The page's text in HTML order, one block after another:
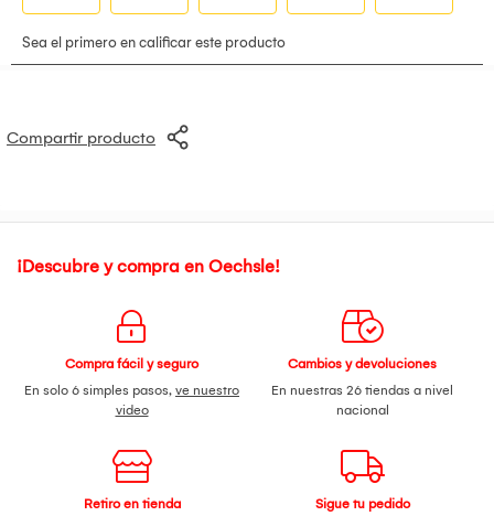
Se emite boleta o factura
realizada la compra
Imágenes referenciales (ambientadas)
Compartir producto
¡Descubre y compra en Oechsle!
Compra fácil y seguro
En solo 6 simples pasos, ve nuestro
video
Cambios y devoluciones
En nuestras 26 tiendas a nivel
nacional
Retiro en tienda
Sigue tu pedido